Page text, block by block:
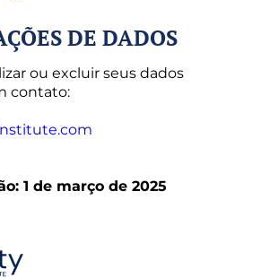
DE DADOS
ou excluir seus dados
contato:
1 de março de 2025